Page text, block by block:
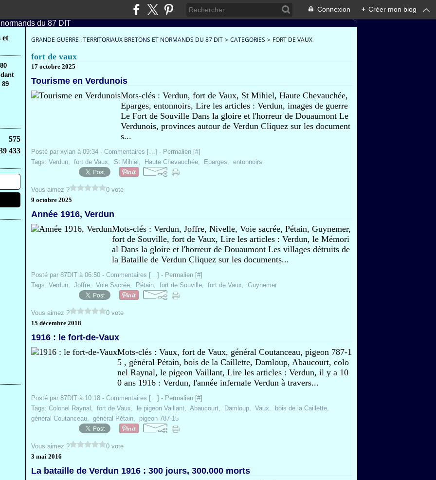
Connexion + Créer mon blog
et
89
575
433
GRANDE GUERRE : TERRITORIAUX BRETONS ET NORMANDS DU 87 DIT > CATEGORIES > FORT DE VAUX
fort de vaux
17 octobre 2025
Tourisme en Verdunois
Mots-clés : Verdun, fort de Vaux, St Mihiel, Haute Chevauchée,
Eparges, entonnoirs, Lire les articles : Verdun, images de guerre
Le Fort de Souville Dans la gloire et l'horreur de Douaumont Le
Verdunois, provinces autour de Verdun Cliquez sur les document
s...
Posté par xylan à 09:34 - Commentaires […] - Permalien [#]
Tags: Verdun, fort de Vaux, St Mihiel , Haute Chevauchée, Eparges, entonnoirs
Vous aimez ?
0 vote
9 octobre 2025
Année 1916, Verdun
Mots-clés : Verdun, Joffre, Nivelle, Voie sacrée, Pétain, Guynemer,
fort de Souville, fort de Vaux, Lire les articles : Verdun, le Mémori
al Dans la gloire et l'horreur de Douaumont Les villages détruits de
la Bataille de Verdun Cliquez sur les documents...
Posté par 87DIT à 06:50 - Commentaires […] - Permalien [#]
Tags: Verdun, Joffre, Voie Sacrée, Pétain, fort de Souville, fort de Vaux, Guynemer
Vous aimez ?
0 vote
15 décembre 2018
1916 : le fort-de-Vaux
Mots-clés : Vaux, fort de Vaux, général Coutanceau, pigeon 787-1
5 , général Pétain, bois de la Caillette, Damloup, Abaucourt, colo
nel Raynal, le pigeon Vaillant, Lire les articles : Verdun, il y a 10
0 ans 1916 : Verdun, l'année infernale Verdun à travers...
Posté par 87DIT à 10:18 - Commentaires […] - Permalien [#]
Tags: Colonel Raynal , fort de Vaux, le pigeon Vaillant, Abaucourt, Damloup, Vaux, bois de la Caillette,
général Coutanceau, général Pétain, pigeon 787-15
Vous aimez ?
0 vote
3 mai 2016
La bataille de Verdun 1916 : 300 jours, 300.000 morts